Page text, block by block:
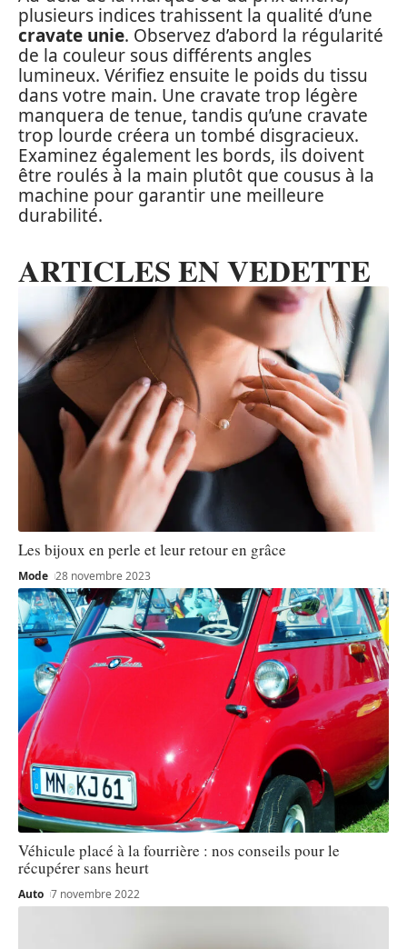
plusieurs indices trahissent la qualité d’une
cravate unie. Observez d’abord la régularité
de la couleur sous différents angles
lumineux. Vérifiez ensuite le poids du tissu
dans votre main. Une cravate trop légère
manquera de tenue, tandis qu’une cravate
trop lourde créera un tombé disgracieux.
Examinez également les bords, ils doivent
être roulés à la main plutôt que cousus à la
machine pour garantir une meilleure
durabilité.
ARTICLES EN VEDETTE
Les bijoux en perle et leur retour en grâce
Mode 28 novembre 2023
Véhicule placé à la fourrière : nos conseils pour le
récupérer sans heurt
Auto 7 novembre 2022